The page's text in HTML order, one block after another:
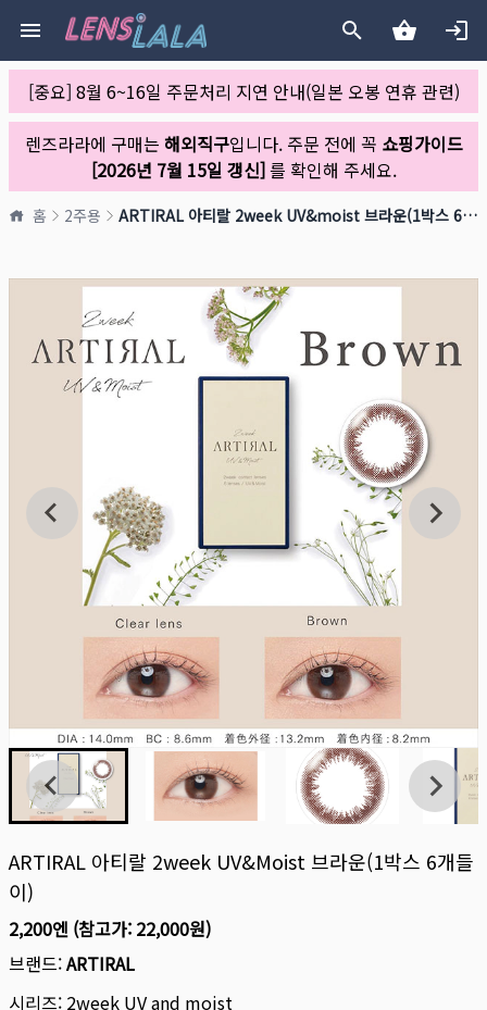
[중요] 8월 6~16일 주문처리 지연 안내(일본 오봉 연휴 관련)
렌즈라라에 구매는 해외직구입니다. 주문 전에 꼭 쇼핑가이드
[2026년 7월 15일 갱신]를 확인해 주세요.
홈 2주용 ARTIRAL 아티랄 2week UV&moist 브라운(1박스 6개들이)
ARTIRAL 아티랄 2week UV&moist 브라운(1박스 6개들
이)
2,200엔 (참고가: 22,000원)
브랜드:ARTIRAL
시리즈: 2week UV and moist